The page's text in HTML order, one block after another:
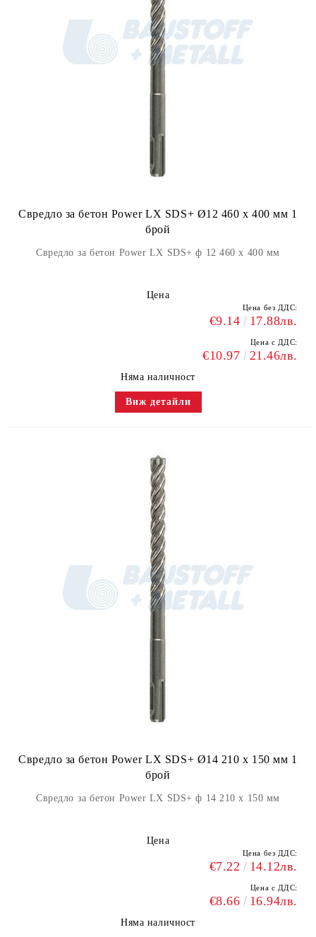
Свредло за бетон Power LX SDS+ Ø12 460 x 400 мм 1
брой
Свредло за бетон Power LX SDS+ ф 12 460 x 400 мм
Цена
Цена без ДДС:
€9.14 17.88лв.
Цена с ДДС:
€10.97 21.46лв.
Няма наличност
Виж детайли
Свредло за бетон Power LX SDS+ Ø14 210 x 150 мм 1
брой
Свредло за бетон Power LX SDS+ ф 14 210 x 150 мм
Цена
Цена без ДДС:
€7.22 14.12лв.
Цена с ДДС:
€8.66 16.94лв.
Няма наличност